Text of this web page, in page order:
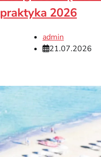
praktyka 2026
admin
21.07.2026